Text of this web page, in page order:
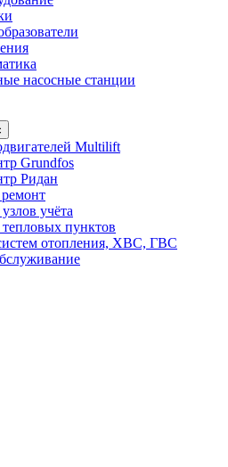
насосные станции
Multilift
Grundfos
Ридан
учёта
пунктов
отопления, ХВС, ГВС